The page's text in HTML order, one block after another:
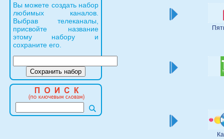
Вы можете создать набор
любимых каналов.
Выбрав телеканалы,
присвойте название
этому набору и
сохраните его.